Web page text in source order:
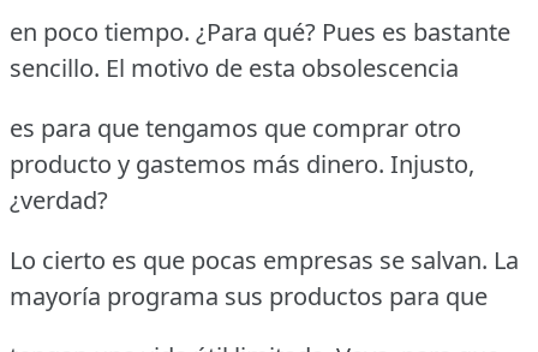
en poco tiempo. ¿Para qué? Pues es bastante
sencillo. El motivo de esta obsolescencia
es para que tengamos que comprar otro
producto y gastemos más dinero. Injusto,
¿verdad?
Lo cierto es que pocas empresas se salvan. La
mayoría programa sus productos para que